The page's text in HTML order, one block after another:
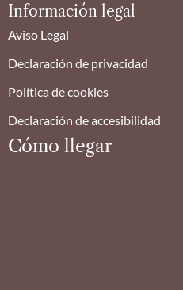
Información legal
Aviso Legal
Declaración de privacidad
Política de cookies
Declaración de accesibilidad
Cómo llegar